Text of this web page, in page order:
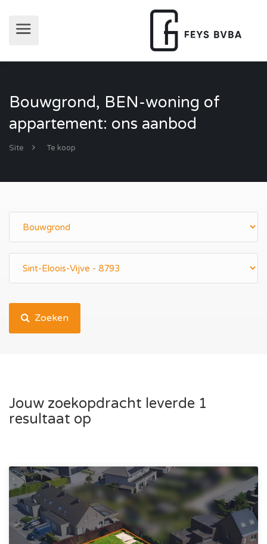
Bouwgrond, BEN-woning of
appartement: ons aanbod
Site Te koop
Zoeken
Jouw zoekopdracht leverde 1
resultaat op